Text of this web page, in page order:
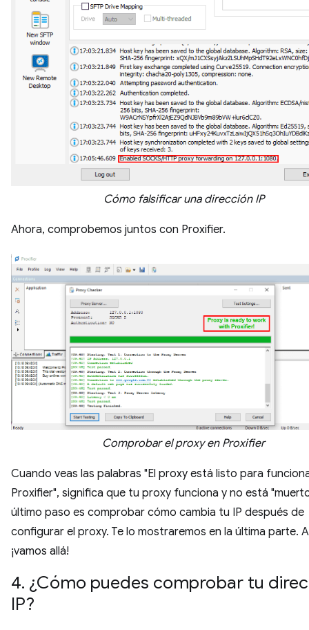
Cómo falsificar una dirección IP
Ahora, comprobemos juntos con Proxifier.
Comprobar el proxy en Proxifier
Cuando veas las palabras "El proxy está listo para
Proxifier", significa que tu proxy funciona y no está
último paso es comprobar cómo cambia tu IP después de
configurar el proxy. Te lo mostraremos en la última parte.
¡vamos allá!
4. ¿Cómo puedes comprobar tu
IP?